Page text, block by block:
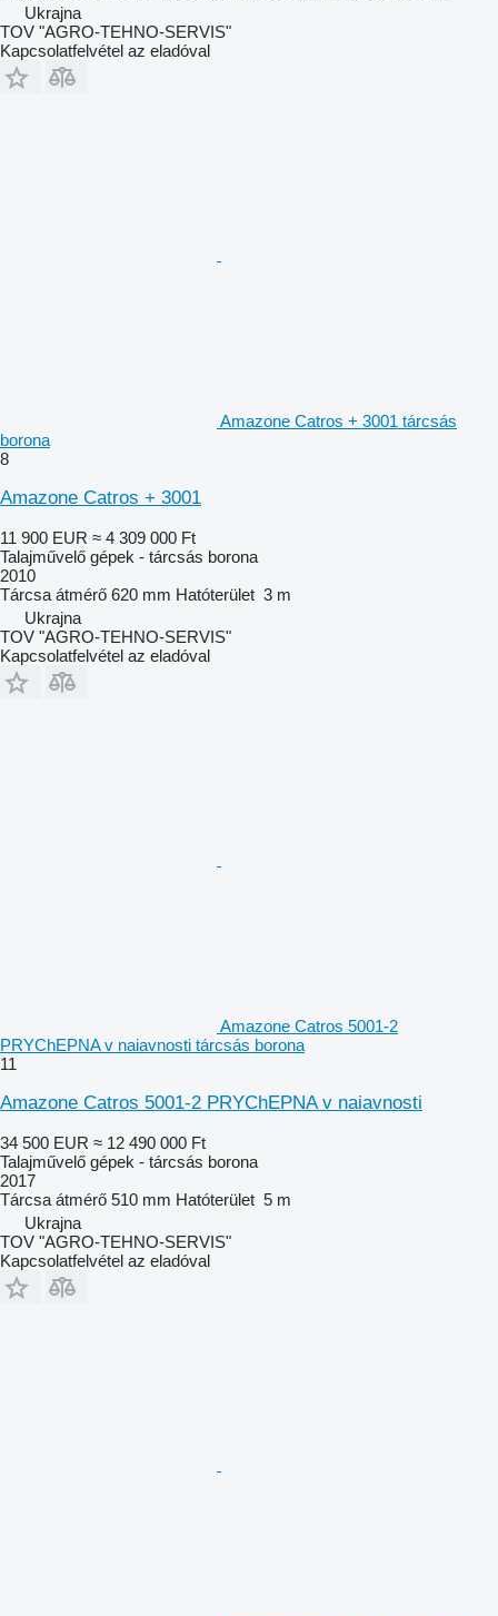
Ukrajna
TOV "AGRO-TEHNO-SERVIS"
Kapcsolatfelvétel az eladóval
Amazone Catros + 3001 tárcsás
borona
8
Amazone Catros + 3001
11 900 EUR ≈ 4 309 000 Ft
Talajművelő gépek - tárcsás borona
2010
Tárcsa átmérő 620 mm Hatóterület 3 m
Ukrajna
TOV "AGRO-TEHNO-SERVIS"
Kapcsolatfelvétel az eladóval
Amazone Catros 5001-2
PRYChEPNA v naiavnosti tárcsás borona
11
Amazone Catros 5001-2 PRYChEPNA v naiavnosti
34 500 EUR ≈ 12 490 000 Ft
Talajművelő gépek - tárcsás borona
2017
Tárcsa átmérő 510 mm Hatóterület 5 m
Ukrajna
TOV "AGRO-TEHNO-SERVIS"
Kapcsolatfelvétel az eladóval